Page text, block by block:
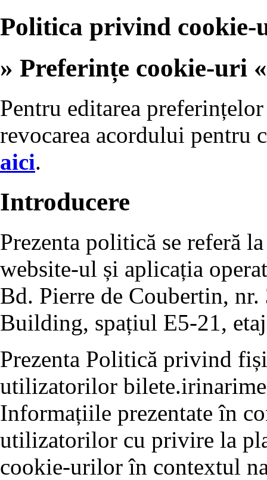
Politica privind cookie-
» Preferințe cookie-uri «
Pentru editarea
revocarea acordului pentru
aici.
Introducere
Prezenta politică se referă
website-ul și aplicația
Bd. Pierre de Coubertin,
Building, spațiul E5-21,
Prezenta Politică privind
utilizatorilor
Informațiile prezentate în
utilizatorilor cu privire la
cookie-urilor în contextul